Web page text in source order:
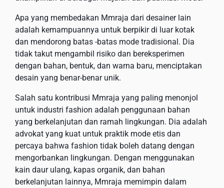
Apa yang membedakan Mmraja dari desainer lain
adalah kemampuannya untuk berpikir di luar kotak
dan mendorong batas -batas mode tradisional. Dia
tidak takut mengambil risiko dan bereksperimen
dengan bahan, bentuk, dan warna baru, menciptakan
desain yang benar-benar unik.
Salah satu kontribusi Mmraja yang paling menonjol
untuk industri fashion adalah penggunaan bahan
yang berkelanjutan dan ramah lingkungan. Dia adalah
advokat yang kuat untuk praktik mode etis dan
percaya bahwa fashion tidak boleh datang dengan
mengorbankan lingkungan. Dengan menggunakan
kain daur ulang, kapas organik, dan bahan
berkelanjutan lainnya, Mmraja memimpin dalam